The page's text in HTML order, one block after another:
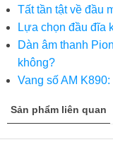
Tất tần tật về đầu
Lựa chọn đầu đĩa
Dàn âm thanh
không?
Vang số AM
Sản phẩm liên quan